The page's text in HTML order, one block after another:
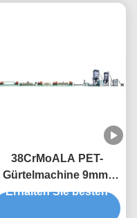
38CrMoALA PET-
Gürtelmachine 9mm-
Gürtelbandmachine
Erhalten Sie besten